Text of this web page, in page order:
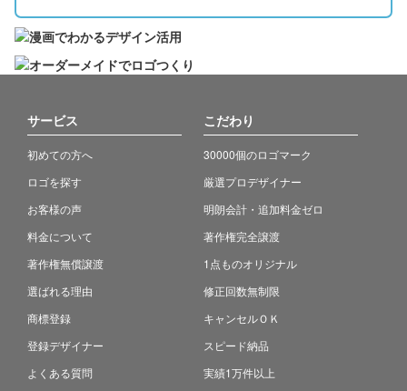
サービス
初めての方へ
ロゴを探す
お客様の声
料金について
著作権無償譲渡
選ばれる理由
商標登録
登録デザイナー
よくある質問
こだわり
30000個のロゴマーク
厳選プロデザイナー
明朗会計・追加料金ゼロ
著作権完全譲渡
1点ものオリジナル
修正回数無制限
キャンセルＯＫ
スピード納品
実績1万件以上